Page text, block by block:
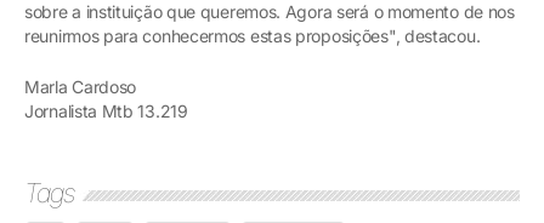
sobre a instituição que queremos. Agora será o momento de nos
reunirmos para conhecermos estas proposições", destacou.
Marla Cardoso
Jornalista Mtb 13.219
Tags